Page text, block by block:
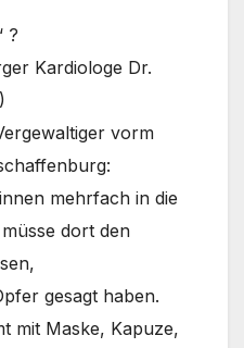
?
Kardiologe Dr.
vorm
mehrfach in die
dort den
gesagt haben.
mit Maske, Kapuze,